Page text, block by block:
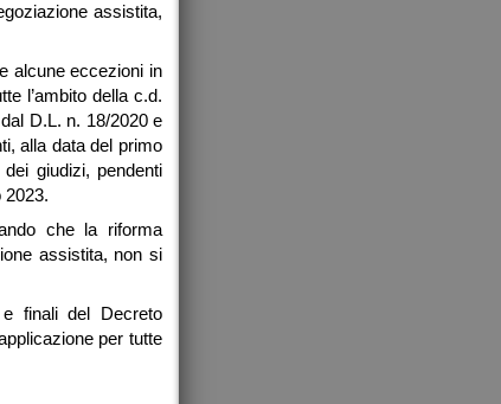
assistita,
alcune eccezioni in
l’ambito della c.d.
D.L. n. 18/2020 e
alla data del primo
giudizi, pendenti
2023.
che la riforma
assistita, non si
finali del Decreto
per tutte